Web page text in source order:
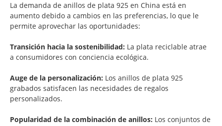
La demanda de anillos de plata 925 en China está en
aumento debido a cambios en las preferencias, lo que le
permite aprovechar las oportunidades:
Transición hacia la sostenibilidad: La plata reciclable atrae
a consumidores con conciencia ecológica.
Auge de la personalización: Los anillos de plata 925
grabados satisfacen las necesidades de regalos
personalizados.
Popularidad de la combinación de anillos: Los conjuntos de